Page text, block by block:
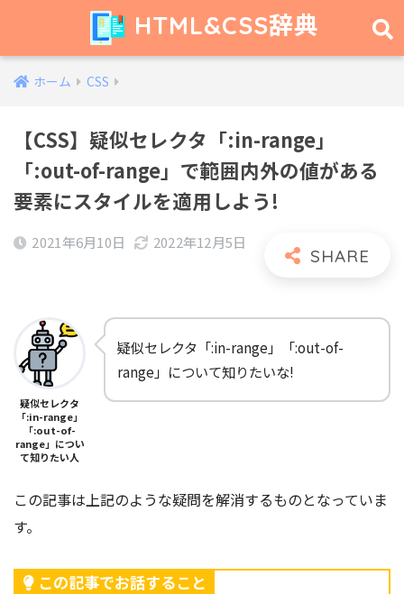
HTML&CSS辞典
ホーム CSS
【CSS】疑似セレクタ「:in-range」
「:out-of-range」で範囲内外の値がある
要素にスタイルを適用しよう!
2021年6月10日 2022年12月5日
疑似セレクタ
「:in-range」
「:out-of-
range」につい
て知りたい人
疑似セレクタ「:in-range」「:out-of-
range」について知りたいな!
この記事は上記のような疑問を解消するものとなっていま
す。
この記事でお話すること